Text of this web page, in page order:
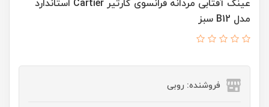
عينک آفتابی مردانه فرانسوی کارتير Cartier استاندارد
مدل B12 سبز
فروشنده: روبی